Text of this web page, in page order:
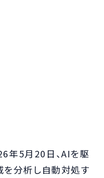
年5月20日、AIを駆
分析し自動対処す